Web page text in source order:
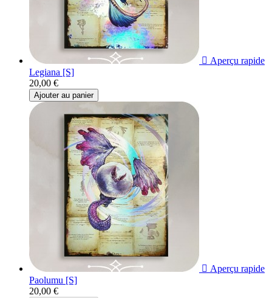
 Aperçu rapide
Legiana [S]
20,00 €
Ajouter au panier
 Aperçu rapide
Paolumu [S]
20,00 €